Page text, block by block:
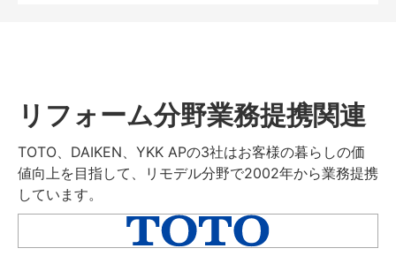
リフォーム分野業務提携関連
TOTO、DAIKEN、YKK APの3社はお客様の暮らしの価
値向上を目指して、リモデル分野で2002年から業務提携
しています。